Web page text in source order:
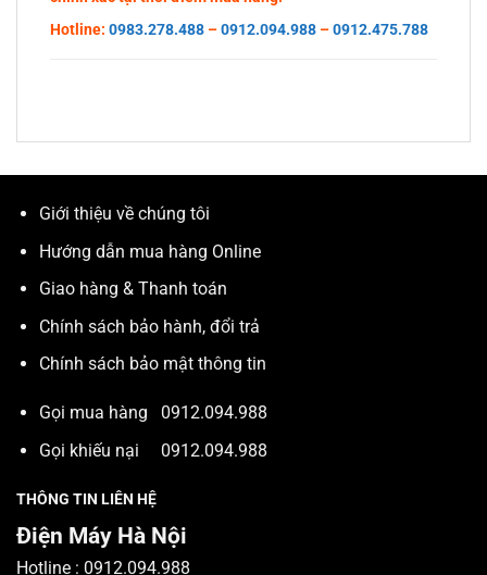
Hotline: 0983.278.488 –0912.094.988 –0912.475.788
Giới thiệu về chúng tôi
Hướng dẫn mua hàng Online
Giao hàng & Thanh toán
Chính sách bảo hành, đổi trả
Chính sách bảo mật thông tin
Gọi mua hàng 0912.094.988
Gọi khiếu nại 0912.094.988
THÔNG TIN LIÊN HỆ
Điện Máy Hà Nội
Hotline : 0912.094.988